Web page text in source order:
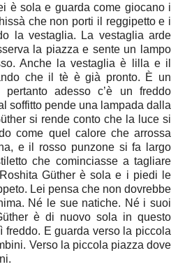
è sola e guarda come giocano i
che non porti il reggipetto e i
la vestaglia. La vestaglia arde
la piazza e sente un lampo
Anche la vestaglia è lilla e il
che il tè è già pronto. È un
adesso c’è un freddo
soffitto pende una lampada dalla
si rende conto che la luce si
come quel calore che arrossa
e il rosso punzone si fa largo
che cominciasse a tagliare
Güther è sola e i piedi le
Lei pensa che non dovrebbe
Né le sue natiche. Né i suoi
è di nuovo sola in questo
freddo. E guarda verso la piccola
Verso la piccola piazza dove